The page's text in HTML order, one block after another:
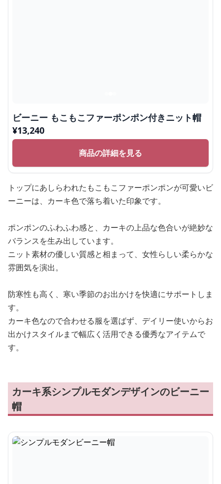
ビーニー もこもこファーポンポン付きニット帽
¥13,240
商品の詳細を見る
トップにあしらわれたもこもこファーポンポンが可愛いビ
ーニーは、カーキ色で落ち着いた印象です。
ポンポンのふわふわ感と、カーキの上品な色合いが絶妙な
バランスを生み出しています。
ニット素材の優しい質感と相まって、女性らしい柔らかな
雰囲気を演出。
防寒性も高く、寒い季節のお出かけを快適にサポートしま
す。
カーキ色なので合わせる服を選ばず、デイリー使いからお
出かけスタイルまで幅広く活用できる優秀なアイテムで
す。
カーキ系シンプルモダンデザインのビーニー
帽